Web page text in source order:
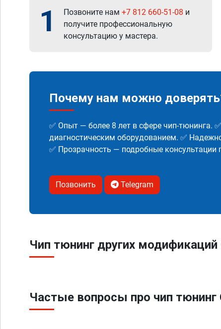
1 Позвоните нам +7 812 660-51-08 и
получите профессиональную
консультацию у мастера.
Почему нам можно
✅ Опыт — более 8 лет в сфере чип-тюнинга.
диагностическим оборудованием. ✅
✅ Прозрачность — подробные
Позвонить Telegram
Чип тюнинг других модификаций
Частые вопросы про чип